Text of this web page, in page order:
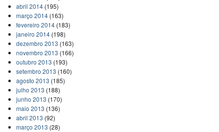
abril 2014(195)
março 2014(163)
fevereiro 2014(183)
janeiro 2014(198)
dezembro 2013 (163)
novembro 2013 (166)
outubro 2013 (193)
setembro 2013 (160)
agosto 2013 (185)
julho 2013 (188)
junho 2013 (170)
maio 2013 (136)
abril 2013 (92)
março 2013 (28)